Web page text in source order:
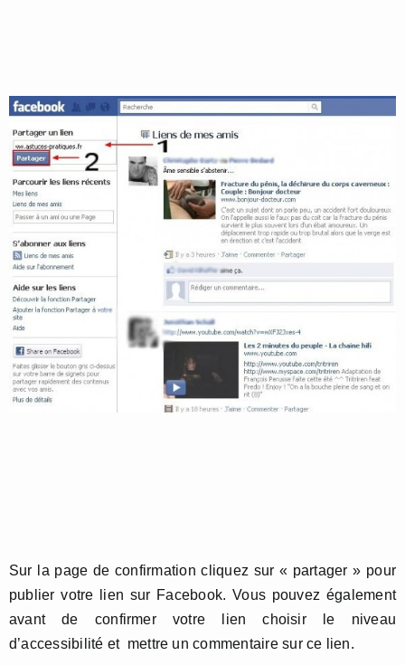
Sur la page de confirmation cliquez sur « partager » pour
publier votre lien sur Facebook. Vous pouvez également
avant de confirmer votre lien choisir le niveau
d’accessibilité et mettre un commentaire sur ce lien.